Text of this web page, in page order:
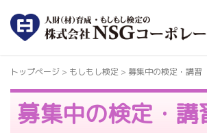
トップページ > もしもし検定 > 募集中の検定・講習
募集中の検定・講